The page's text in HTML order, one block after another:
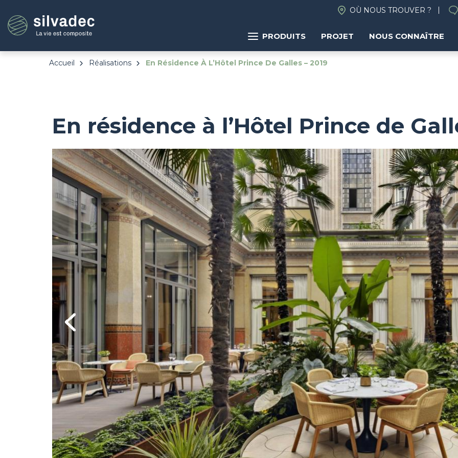
au
contenu
principal
OÙ NOUS TROUVER ?
PRODUITS PROJET NOUS CONNAÎTRE
Accueil Réalisations En Résidence À L’Hôtel Prince De Galles – 2019
En résidence à l’Hôtel Prince de
Previous
Image